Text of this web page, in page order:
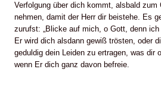
Verfolgung über dich kommt, alsbald zum
nehmen, damit der Herr dir beistehe. Es
zurufst: „Blicke auf mich, o Gott, denn ich
Er wird dich alsdann gewiß trösten, oder
geduldig dein Leiden zu ertragen, was dir
wenn Er dich ganz davon befreie.